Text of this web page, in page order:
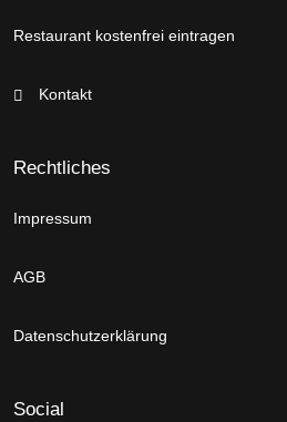
Restaurant kostenfrei eintragen
Kontakt
Rechtliches
Impressum
AGB
Datenschutzerklärung
Social